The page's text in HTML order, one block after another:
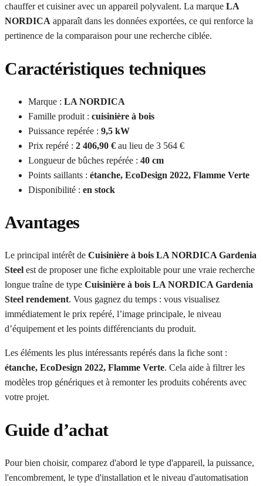
chauffer et cuisiner avec un appareil polyvalent. La marque LA
NORDICA apparaît dans les données exportées, ce qui renforce la
pertinence de la comparaison pour une recherche ciblée.
Caractéristiques techniques
Marque : LA NORDICA
Famille produit : cuisinière à bois
Puissance repérée : 9,5 kW
Prix repéré : 2 406,90 € au lieu de 3 564 €
Longueur de bûches repérée : 40 cm
Points saillants : étanche, EcoDesign 2022, Flamme Verte
Disponibilité : en stock
Avantages
Le principal intérêt de Cuisinière à bois LA NORDICA Gardenia
Steel est de proposer une fiche exploitable pour une vraie recherche
longue traîne de type Cuisinière à bois LA NORDICA Gardenia
Steel rendement. Vous gagnez du temps : vous visualisez
immédiatement le prix repéré, l’image principale, le niveau
d’équipement et les points différenciants du produit.
Les éléments les plus intéressants repérés dans la fiche sont :
étanche, EcoDesign 2022, Flamme Verte. Cela aide à filtrer les
modèles trop génériques et à remonter les produits cohérents avec
votre projet.
Guide d’achat
Pour bien choisir, comparez d'abord le type d'appareil, la puissance,
l'encombrement, le type d'installation et le niveau d'automatisation